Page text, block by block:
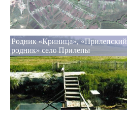
Родник «Криница», «Прилепский
родник» село Прилепы